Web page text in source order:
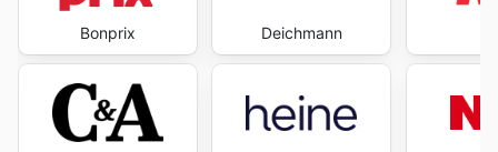
Bonprix Deichmann